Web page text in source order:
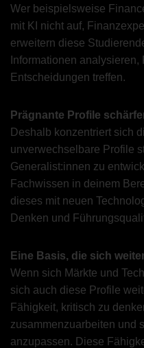
Wer beispielsweise
mit KI nicht auf,
erweitern diese
Informationen
Entscheidungen treffen.
Prägnante Profile
Deshalb konzentriert sich
unverwechselbare Profile
Generalist:innen zu
Fachwissen in deinem
dieses mit neuen
Denken und
Eine Basis, die sich
Wenn sich Märkte und
sich auch diese Profile
Fähigkeit, kritisch zu
zusammenzuarbeiten und
anzupassen. Diese